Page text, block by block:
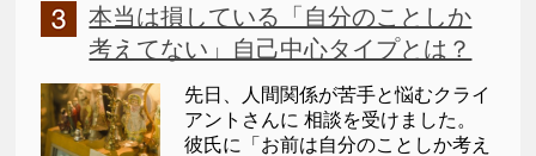
本当は損している「自分のことしか
考えてない」自己中心タイプとは？
先日、人間関係が苦手と悩むクライ
アントさんに 相談を受けました。
彼氏に「お前は自分のことしか考え